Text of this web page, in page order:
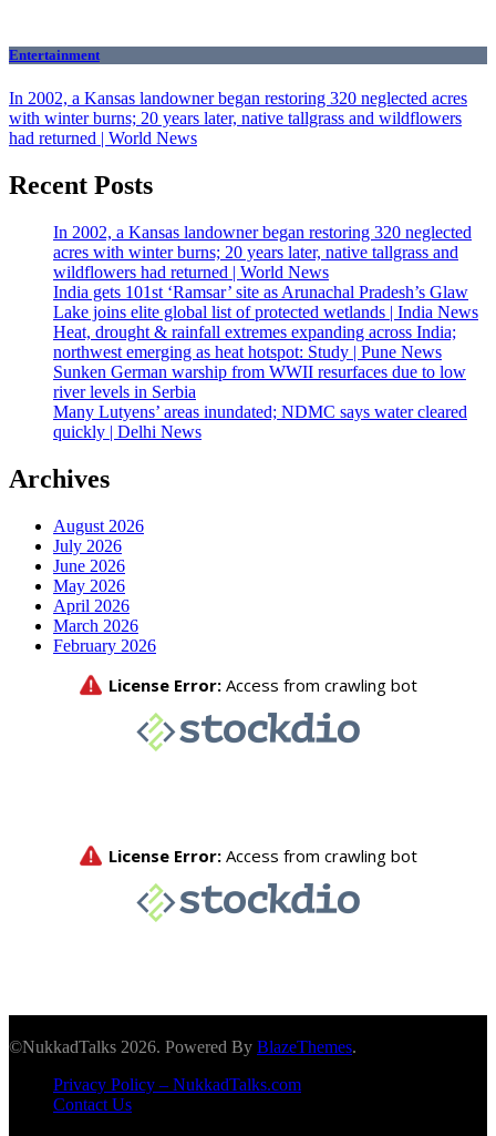
Entertainment
In 2002, a Kansas landowner began restoring 320 neglected acres
with winter burns; 20 years later, native tallgrass and wildflowers
had returned | World News
Recent Posts
In 2002, a Kansas landowner began restoring 320 neglected
acres with winter burns; 20 years later, native tallgrass and
wildflowers had returned | World News
India gets 101st ‘Ramsar’ site as Arunachal Pradesh’s Glaw
Lake joins elite global list of protected wetlands | India News
Heat, drought & rainfall extremes expanding across India;
northwest emerging as heat hotspot: Study | Pune News
Sunken German warship from WWII resurfaces due to low
river levels in Serbia
Many Lutyens’ areas inundated; NDMC says water cleared
quickly | Delhi News
Archives
August 2026
July 2026
June 2026
May 2026
April 2026
March 2026
February 2026
©NukkadTalks 2026. Powered By BlazeThemes.
Privacy Policy – NukkadTalks.com
Contact Us